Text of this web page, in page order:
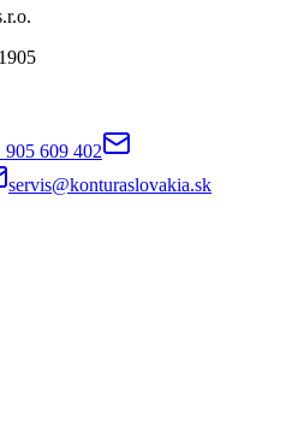
905 609 402
servis@konturaslovakia.sk